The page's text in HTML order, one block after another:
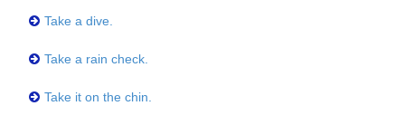
Take a dive.
Take a rain check.
Take it on the chin.